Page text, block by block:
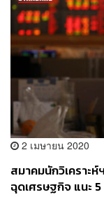
2 เมษายน 2020
สมาคมนักวิเคราะ
ฉุดเศรษฐกิจ แนะ